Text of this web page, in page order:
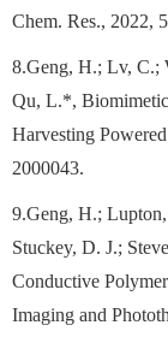
Chem. Res., 2022,
8.Geng, H.; Lv, C.;
Qu, L.*,
Harvesting
2000043.
9.Geng, H.;
Stuckey, D. J.;
Conductive
Imaging and